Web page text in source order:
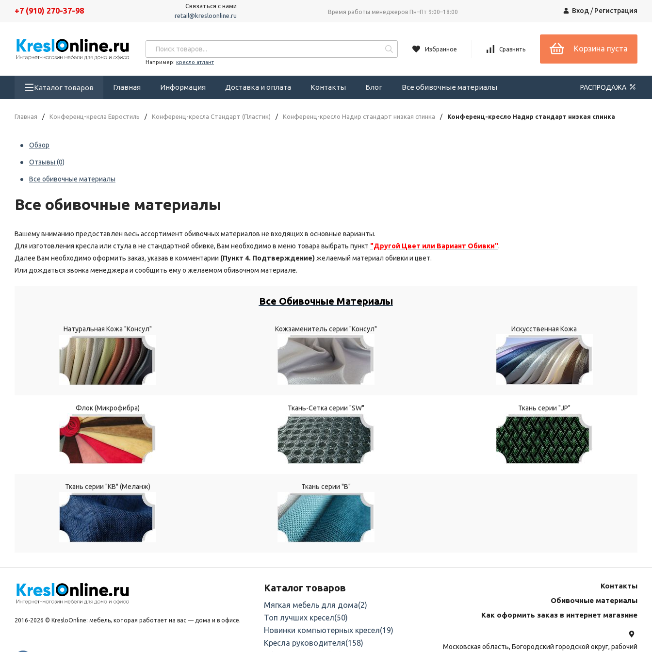
+7 (910) 270-37-98
Связаться с нами
retail@kresloonline.ru
Время работы менеджеров Пн–Пт 9:00–18:00 Вход/Регистрация
Например: кресло атлант
Избранное Сравнить Корзина пуста
Каталог товаров Главная Информация Доставка и оплата Контакты Блог Все обивочные материалы РАСПРОДАЖА
Главная / Конференц-кресла Евростиль / Конференц-кресла Стандарт (Пластик) / Конференц-кресло Надир стандарт низкая спинка / Конференц-кресло Надир стандарт низкая спинка
Обзор
Отзывы (0)
Все обивочные материалы
Все обивочные материалы
Вашему вниманию предоставлен весь ассортимент обивочных материалов не входящих в основные варианты.
Для изготовления кресла или стула в не стандартной обивке, Вам необходимо в меню товара выбрать пункт "Другой Цвет или Вариант Обивки".
Далее Вам необходимо оформить заказ, указав в комментарии (Пункт 4. Подтверждение) желаемый материал обивки и цвет.
Или дождаться звонка менеджера и сообщить ему о желаемом обивочном материале.
Все Обивочные Материалы
Натуральная Кожа "Консул" Кожзаменитель серии "Консул" Искусственная Кожа
Флок (Микрофибра) Ткань-Сетка серии "SW" Ткань серии "JP"
Ткань серии "КВ" (Меланж) Ткань серии "В"
2016-2026 © KresloOnline: мебель, которая работает на вас — дома и в офисе.
Каталог товаров
Мягкая мебель для дома(2)
Топ лучших кресел(50)
Новинки компьютерных кресел(19)
Кресла руководителя(158)
Контакты
Обивочные материалы
Как оформить заказ в интернет магазине
Московская область, Богородский городской округ, рабочий